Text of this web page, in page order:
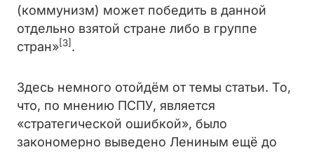
(коммунизм) может победить в данной
отдельно взятой стране либо в группе
стран»[3].
Здесь немного отойдём от темы статьи. То,
что, по мнению ПСПУ, является
«стратегической ошибкой», было
закономерно выведено Лениным ещё до